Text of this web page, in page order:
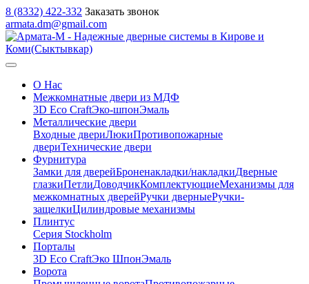
8 (8332) 422-332 Заказать звонок
armata.dm@gmail.com
О Нас
Межкомнатные двери из МДФ
3D Eco CraftЭко-шпонЭмаль
Металлические двери
Входные двериЛюкиПротивопожарные
двериТехнические двери
Фурнитура
Замки для дверейБроненакладки/накладкиДверные
глазкиПетлиДоводчикКомплектующиеМеханизмы для
межкомнатных дверейРучки дверныеРучки-
защелкиЦилиндровые механизмы
Плинтус
Серия Stockholm
Порталы
3D Eco CraftЭко ШпонЭмаль
Ворота